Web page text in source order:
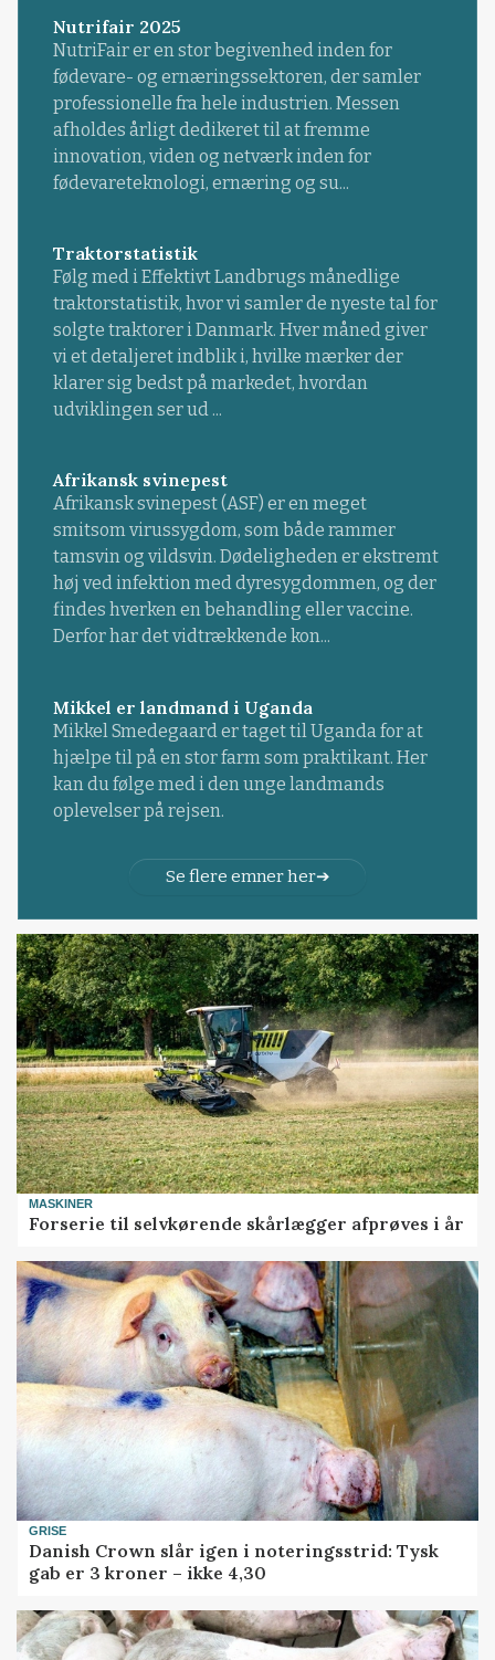
Nutrifair 2025
NutriFair er en stor begivenhed inden for
fødevare- og ernæringssektoren, der samler
professionelle fra hele industrien. Messen
afholdes årligt dedikeret til at fremme
innovation, viden og netværk inden for
fødevareteknologi, ernæring og su...
Traktorstatistik
Følg med i Effektivt Landbrugs månedlige
traktorstatistik, hvor vi samler de nyeste tal for
solgte traktorer i Danmark. Hver måned giver
vi et detaljeret indblik i, hvilke mærker der
klarer sig bedst på markedet, hvordan
udviklingen ser ud ...
Afrikansk svinepest
Afrikansk svinepest (ASF) er en meget
smitsom virussygdom, som både rammer
tamsvin og vildsvin. Dødeligheden er ekstremt
høj ved infektion med dyresygdommen, og der
findes hverken en behandling eller vaccine.
Derfor har det vidtrækkende kon...
Mikkel er landmand i Uganda
Mikkel Smedegaard er taget til Uganda for at
hjælpe til på en stor farm som praktikant. Her
kan du følge med i den unge landmands
oplevelser på rejsen.
Se flere emner her
MASKINER
Forserie til selvkørende skårlægger afprøves i år
GRISE
Danish Crown slår igen i noteringsstrid: Tysk
gab er 3 kroner – ikke 4,30